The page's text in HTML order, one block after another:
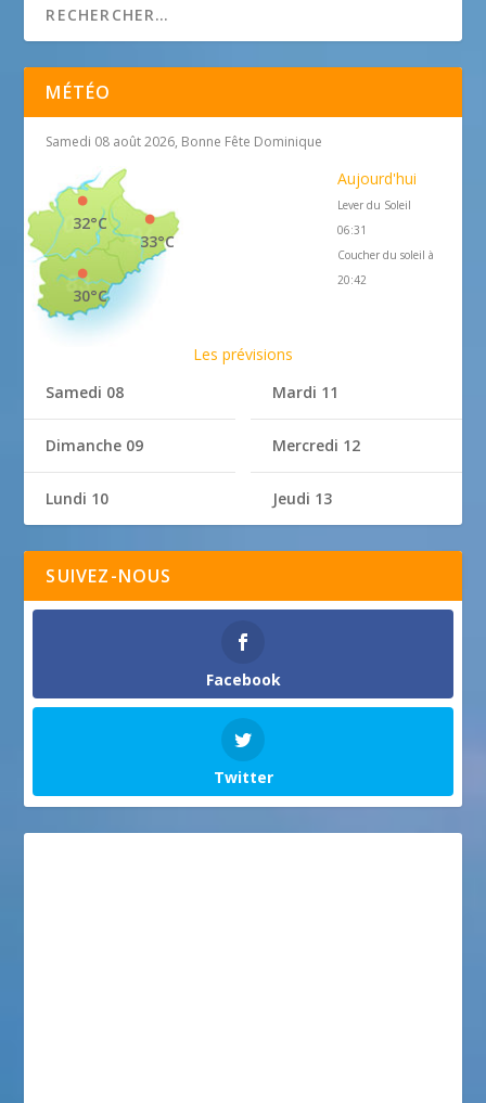
MÉTÉO
Samedi 08 août 2026, Bonne Fête Dominique
33°C
32°C
30°C
Aujourd'hui
Lever du Soleil
06:31
Coucher du soleil à
20:42
Les prévisions
Samedi 08
Dimanche 09
Lundi 10
Mardi 11
Mercredi 12
Jeudi 13
SUIVEZ-NOUS
Facebook
Twitter